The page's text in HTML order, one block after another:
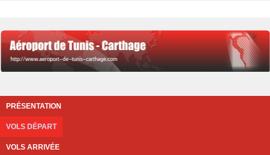
PRÉSENTATION
VOLS DÉPART
VOLS ARRIVÉE